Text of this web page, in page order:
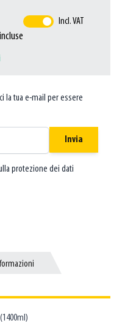
Incl. VAT
la tua e-mail per essere
Invia
protezione dei dati